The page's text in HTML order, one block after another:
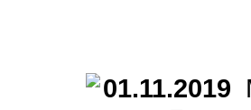
01.11.2019